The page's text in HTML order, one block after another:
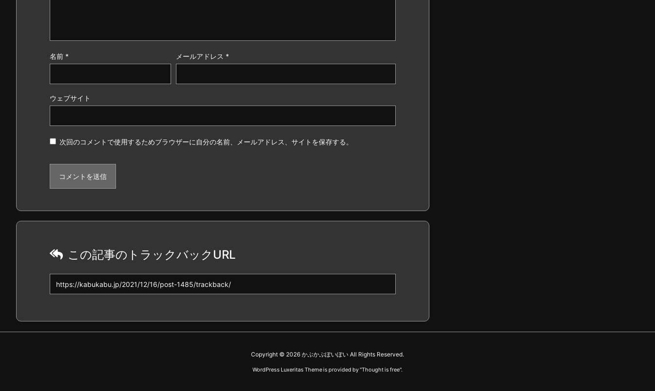
名前 * メールアドレス *
ウェブサイト
次回のコメントで使用するためブラウザーに自分の名前、メールアドレス、サイトを保存する。
この記事のトラックバックURL
Copyright © 2026 かぶかぶぽいぽい All Rights Reserved.
WordPress Luxeritas Theme is provided by "Thought is free".